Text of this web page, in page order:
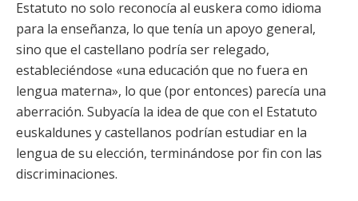
Estatuto no solo reconocía al euskera como idioma
para la enseñanza, lo que tenía un apoyo general,
sino que el castellano podría ser relegado,
estableciéndose «una educación que no fuera en
lengua materna», lo que (por entonces) parecía una
aberración. Subyacía la idea de que con el Estatuto
euskaldunes y castellanos podrían estudiar en la
lengua de su elección, terminándose por fin con las
discriminaciones.